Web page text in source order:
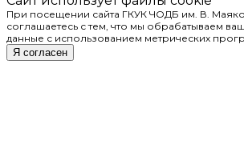
При посещении сайта ГКУК ЧОДБ им. В.
соглашаетесь с тем, что мы обрабатываем
данные с использованием метрических
Я согласен